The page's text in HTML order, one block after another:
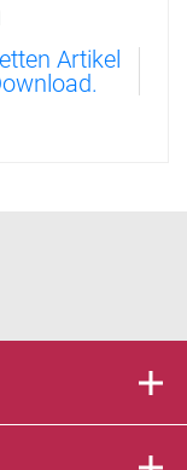
Artikel